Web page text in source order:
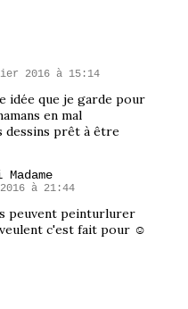
2016 à 15:14
idée que je garde pour
en mal
dessins prêt à être
à 21:44
peuvent peinturlurer
c'est fait pour ☺